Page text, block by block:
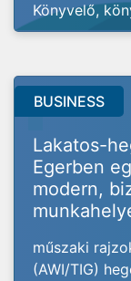
Könyvelő,
BUSINESS
Lakatos-
Egerben
modern,
műszaki
(AWI/TIG)